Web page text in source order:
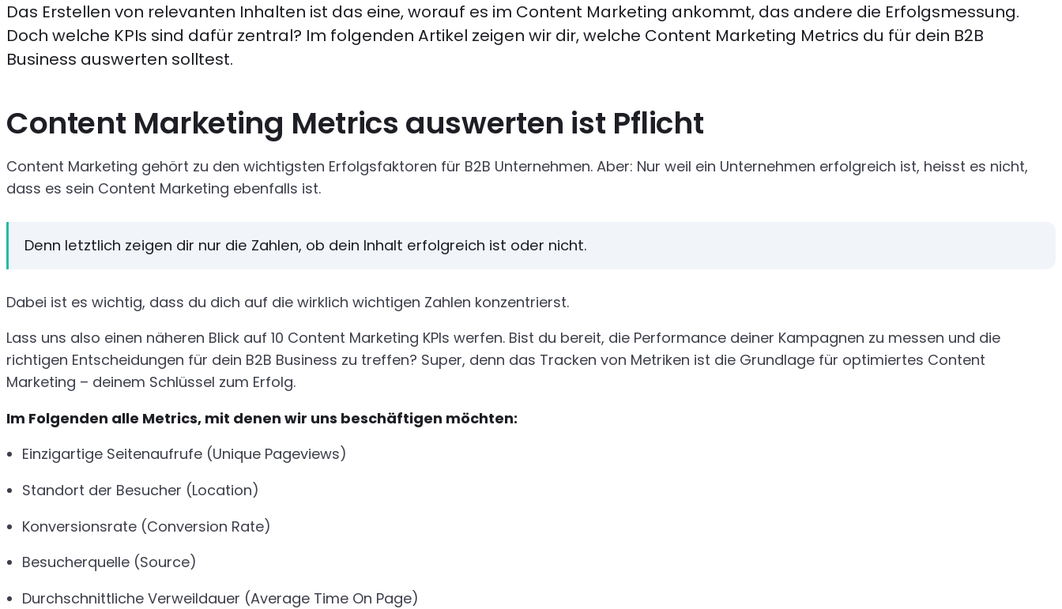
Das Erstellen von relevanten Inhalten ist das eine, worauf es im Content Marketing ankommt, das andere die Erfolgsmessung.
Doch welche KPIs sind dafür zentral? Im folgenden Artikel zeigen wir dir, welche Content Marketing Metrics du für dein B2B
Business auswerten solltest.
Content Marketing Metrics auswerten ist Pflicht
Content Marketing gehört zu den wichtigsten Erfolgsfaktoren für B2B Unternehmen. Aber: Nur weil ein Unternehmen erfolgreich ist, heisst es nicht,
dass es sein Content Marketing ebenfalls ist.
Denn letztlich zeigen dir nur die Zahlen, ob dein Inhalt erfolgreich ist oder nicht.
Dabei ist es wichtig, dass du dich auf die wirklich wichtigen Zahlen konzentrierst.
Lass uns also einen näheren Blick auf 10 Content Marketing KPIs werfen. Bist du bereit, die Performance deiner Kampagnen zu messen und die
richtigen Entscheidungen für dein B2B Business zu treffen? Super, denn das Tracken von Metriken ist die Grundlage für optimiertes Content
Marketing – deinem Schlüssel zum Erfolg.
Im Folgenden alle Metrics, mit denen wir uns beschäftigen möchten:
Einzigartige Seitenaufrufe (Unique Pageviews)
Standort der Besucher (Location)
Konversionsrate (Conversion Rate)
Besucherquelle (Source)
Durchschnittliche Verweildauer (Average Time On Page)